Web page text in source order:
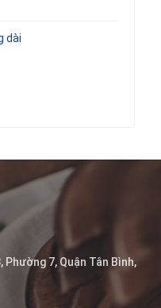
dài
Phường 7, Quận Tân Bình,